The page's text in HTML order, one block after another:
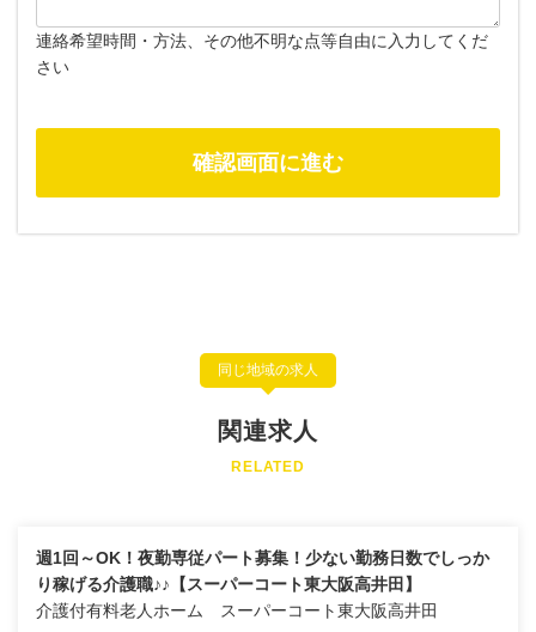
連絡希望時間・方法、その他不明な点等自由に入力してくだ
さい
同じ地域の求人
関連求人
RELATED
週1回～OK！夜勤専従パート募集！少ない勤務日数でしっか
り稼げる介護職♪♪【スーパーコート東大阪高井田】
介護付有料老人ホーム スーパーコート東大阪高井田